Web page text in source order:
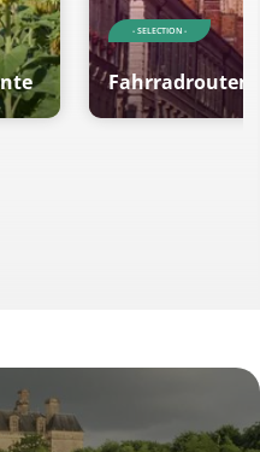
- SELECTION -
Fahrradrouten